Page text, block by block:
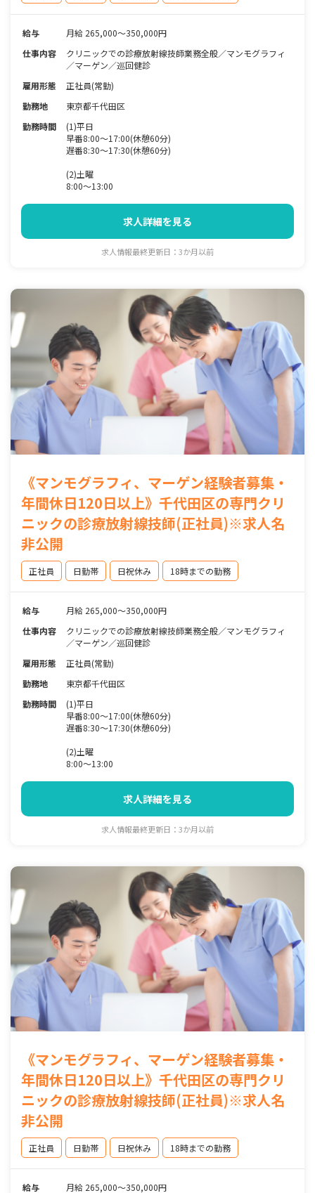
給与
月給 265,000～350,000円
仕事内容
クリニックでの診療放射線技師業務全般／マンモグラフィ
／マーゲン／巡回健診
雇用形態
正社員(常勤)
勤務地
東京都千代田区
勤務時間
(1)平日
早番8:00～17:00(休憩60分)
遅番8:30～17:30(休憩60分)
(2)土曜
8:00～13:00
求人詳細を見る
求人情報最終更新日：3か月以前
《マンモグラフィ、マーゲン経験者募集・
年間休日120日以上》千代田区の専門クリ
ニックの診療放射線技師(正社員)※求人名
非公開
正社員 日勤帯 日祝休み 18時までの勤務
給与
月給 265,000～350,000円
仕事内容
クリニックでの診療放射線技師業務全般／マンモグラフィ
／マーゲン／巡回健診
雇用形態
正社員(常勤)
勤務地
東京都千代田区
勤務時間
(1)平日
早番8:00～17:00(休憩60分)
遅番8:30～17:30(休憩60分)
(2)土曜
8:00～13:00
求人詳細を見る
求人情報最終更新日：3か月以前
《マンモグラフィ、マーゲン経験者募集・
年間休日120日以上》千代田区の専門クリ
ニックの診療放射線技師(正社員)※求人名
非公開
正社員 日勤帯 日祝休み 18時までの勤務
給与 月給 265,000～350,000円